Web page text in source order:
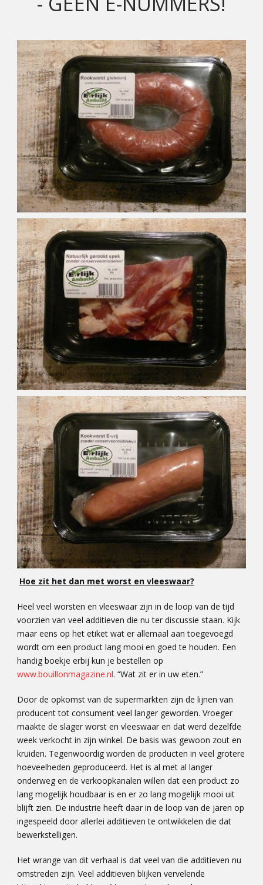
Hoe zit het dan met worst en vleeswaar?
Heel veel worsten en vleeswaar zijn in de loop van de tijd
voorzien van veel additieven die nu ter discussie staan. Kijk
maar eens op het etiket wat er allemaal aan toegevoegd
wordt om een product lang mooi en goed te houden. Een
handig boekje erbij kun je bestellen op
www.bouillonmagazine.nl. “Wat zit er in uw eten.”
Door de opkomst van de supermarkten zijn de lijnen van
producent tot consument veel langer geworden. Vroeger
maakte de slager worst en vleeswaar en dat werd dezelfde
week verkocht in zijn winkel. De basis was gewoon zout en
kruiden. Tegenwoordig worden de producten in veel grotere
hoeveelheden geproduceerd. Het is al met al langer
onderweg en de verkoopkanalen willen dat een product zo
lang mogelijk houdbaar is en er zo lang mogelijk mooi uit
blijft zien. De industrie heeft daar in de loop van de jaren op
ingespeeld door allerlei additieven te ontwikkelen die dat
bewerkstelligen.
Het wrange van dit verhaal is dat veel van die additieven nu
omstreden zijn. Veel additieven blijken vervelende